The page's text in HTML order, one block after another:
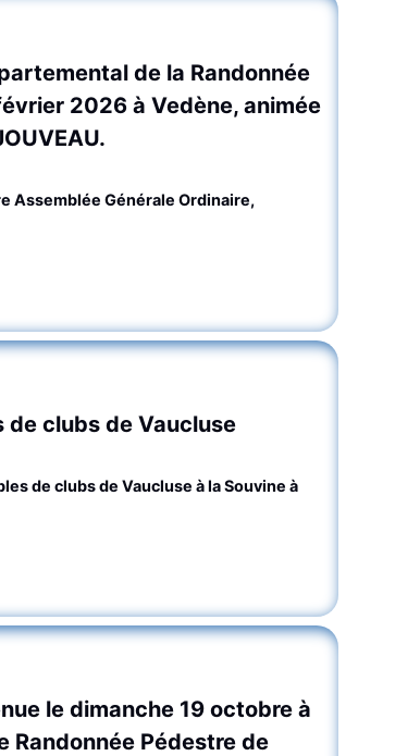
de la Randonnée
2026 à Vedène, animée
Assemblée Générale Ordinaire,
de clubs de Vaucluse
de clubs de Vaucluse à la Souvine à
le dimanche 19 octobre à
Randonnée Pédestre de